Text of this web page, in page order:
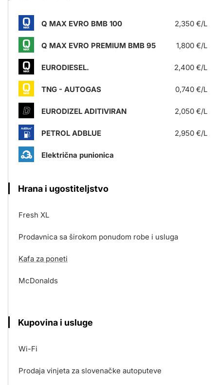
Q MAX EVRO BMB 100 2,350 €/L
Q MAX EVRO PREMIUM BMB 95 1,800 €/L
EURODIESEL. 2,400 €/L
TNG - AUTOGAS 0,740 €/L
EURODIZEL ADITIVIRAN 2,050 €/L
PETROL ADBLUE 2,950 €/L
Električna punionica
Hrana i ugostiteljstvo
Fresh XL
Prodavnica sa širokom ponudom robe i usluga
Kafa za poneti
McDonalds
Kupovina i usluge
Wi-Fi
Prodaja vinjeta za slovenačke autoputeve